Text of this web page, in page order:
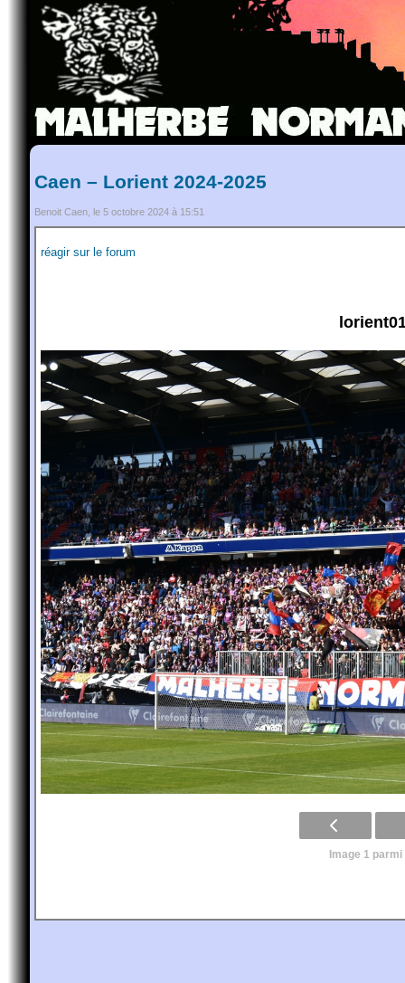
Caen – Lorient 2024-2025
Benoit Caen, le 5 octobre 2024 à 15:51
réagir sur le forum
Image 1 parmi